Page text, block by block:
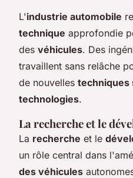
L'industrie automobile
technique approfondie
des véhicules. Des
travaillent sans relâche
de nouvelles techniques
technologies.
La recherche et le
La recherche et le
un rôle central dans
des véhicules